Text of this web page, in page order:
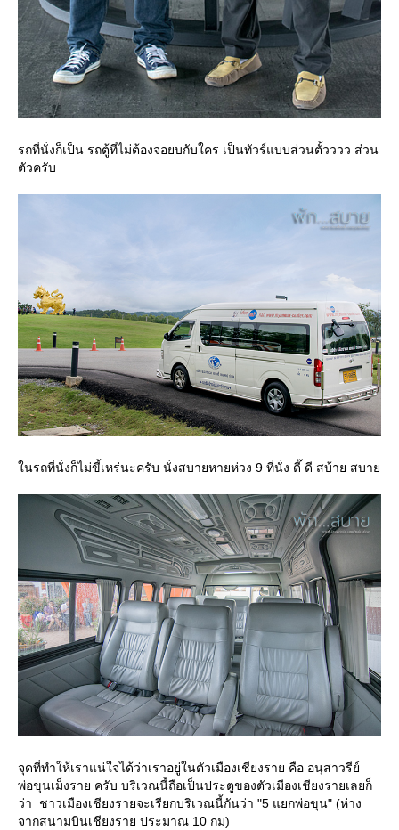
รถที่นั่งก็เป็น รถตู้ที่ไม่ต้องจอยบกับใคร เป็นทัวร์แบบส่วนตั้วววว ส่วน
ตัวครับ
นรถที่นั่งก็ไม่ขี้เหร่นะครับ นั่งสบายหายห่วง 9 ที่นั่ง ดี๊ ดี สบ้าย สบา
จุดที่ทำให้เราแน่ใจได้ว่าเราอยู่ในตัวเมืองเชียงราย คือ อนุสาวรีย์
พ่อขุนเม็งราย ครับ บริเวณนี้ถือเป็นประตูของตัวเมืองเชียงรายเลยก็
ว่า ชาวเมืองเชียงรายจะเรียกบริเวณนี้กันว่า "5 แยกพ่อขุน" (ห่าง
จากสนามบินเชียงราย ประมาณ 10 กม)